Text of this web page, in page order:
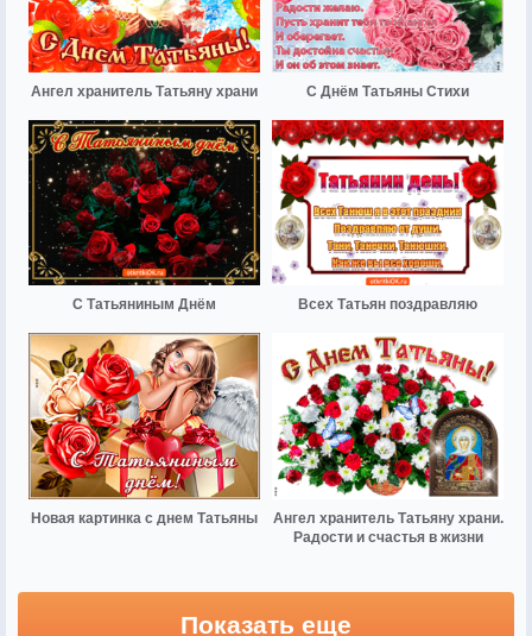
Ангел хранитель Татьяну храни С Днём Татьяны Стихи
С Татьяниным Днём Всех Татьян поздравляю
Новая картинка с днем Татьяны
Ангел хранитель Татьяну храни.
Радости и счастья в жизни
Показать еще